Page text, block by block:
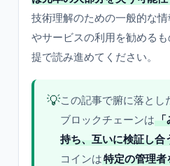
技術理解のための一般的な
やサービスの利用を勧める
提で読み進めてください。
💡この記事で腑に落と
ブロックチェーンは「
持ち、互いに検証し合
コインは特定の管理者